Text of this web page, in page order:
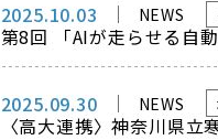
2025.10.03 NEWS
第8回 「AIが走らせる自
2025.09.30 NEWS
〈高大連携〉神奈川県